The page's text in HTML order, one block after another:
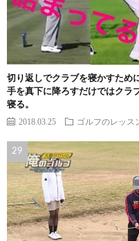
切り返しでクラブを寝かすため
手を真下に降ろすだけではクラ
寝る。
2018.03.25 ゴルフのレッス